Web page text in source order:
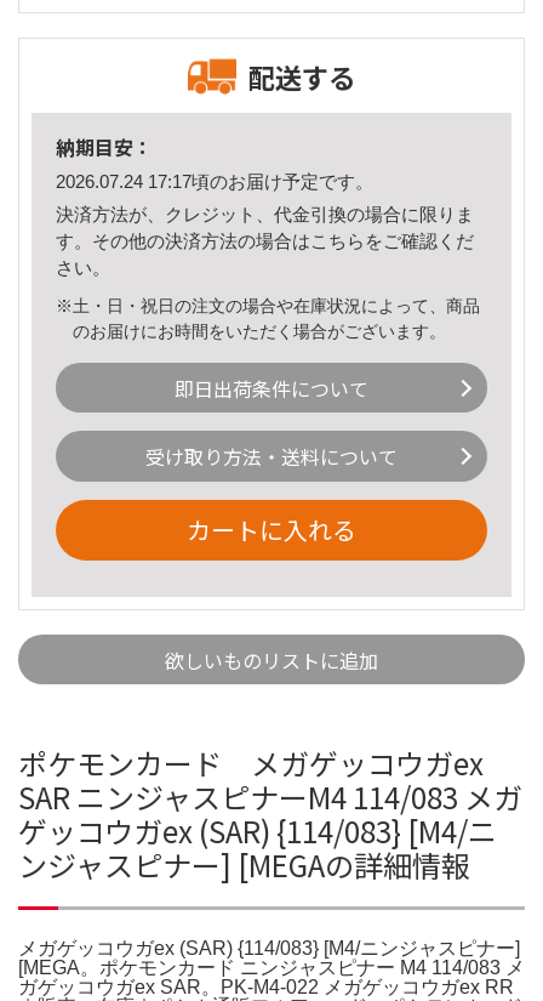
配送する
納期目安：
2026.07.24 17:17頃のお届け予定です。
決済方法が、クレジット、代金引換の場合に限りま
す。その他の決済方法の場合はこちら をご確認くだ
さい。
※土・日・祝日の注文の場合や在庫状況によって、商品
のお届けにお時間をいただく場合がございます。
即日出荷条件について
受け取り方法・送料について
カートに入れる
欲しいものリストに追加
ポケモンカード メガゲッコウガex
SAR ニンジャスピナーM4 114/083 メガ
ゲッコウガex (SAR) {114/083} [M4/ニ
ンジャスピナー] [MEGAの詳細情報
メガゲッコウガex (SAR) {114/083} [M4/ニンジャスピナー]
[MEGA。ポケモンカード ニンジャスピナー M4 114/083 メ
ガゲッコウガex SAR。PK-M4-022 メガゲッコウガex RR